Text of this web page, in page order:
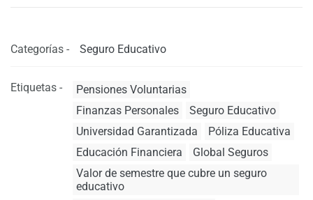
Categorías - Seguro Educativo
Etiquetas -
Pensiones Voluntarias
Finanzas Personales
Seguro Educativo
Universidad Garantizada
Póliza Educativa
Educación Financiera
Global Seguros
Valor de semestre que cubre un seguro
educativo